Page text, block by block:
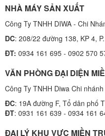
NHÀ MÁY SẢN XUẤT
Công Ty TNHH DIWA - Chi
DC: 208/22 đường 138, KP 4,
ĐT: 0934 161 695 - 0902 570
VĂN PHÒNG ĐẠI DIỆN
Công Ty TNHH Diwa Chi
ĐC: 19A đường F, Tổ dân phố
ĐT: 0931 161 639 - 0934 161
ĐẠI LÝ KHU VỰC MIỀN